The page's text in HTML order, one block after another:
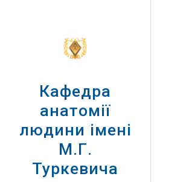
Кафедра
анатомії
людини імені
М.Г.
Туркевича